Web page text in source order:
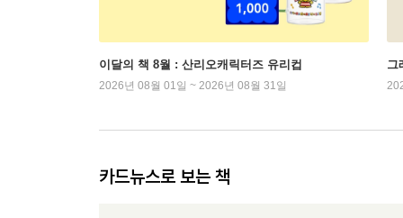
이달의 책 8월 : 산리오캐릭터즈 유리컵
2026년 08월 01일 ~ 2026년 08월 31일
그
카드뉴스로 보는 책